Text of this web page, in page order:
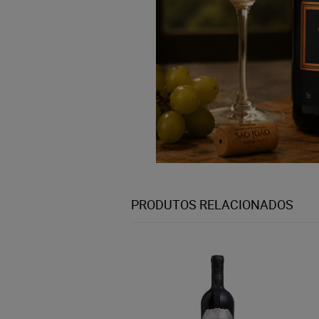
PRODUTOS RELACIONADOS